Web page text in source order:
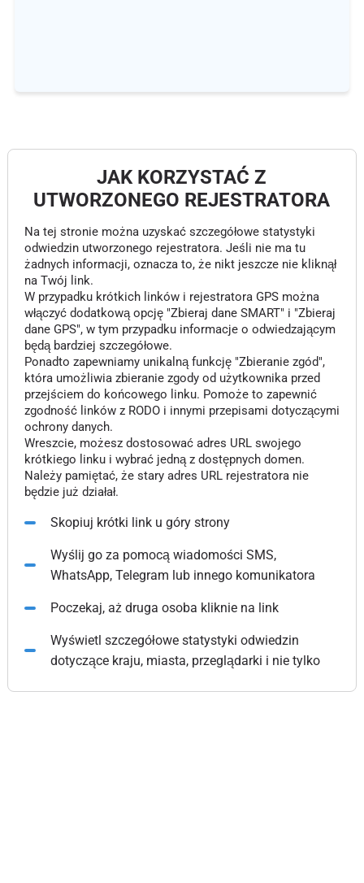
JAK KORZYSTAĆ Z
UTWORZONEGO REJESTRATORA
Na tej stronie można uzyskać szczegółowe statystyki
odwiedzin utworzonego rejestratora. Jeśli nie ma tu
żadnych informacji, oznacza to, że nikt jeszcze nie kliknął
na Twój link.
W przypadku krótkich linków i rejestratora GPS można
włączyć dodatkową opcję "Zbieraj dane SMART" i "Zbieraj
dane GPS", w tym przypadku informacje o odwiedzającym
będą bardziej szczegółowe.
Ponadto zapewniamy unikalną funkcję "Zbieranie zgód",
która umożliwia zbieranie zgody od użytkownika przed
przejściem do końcowego linku. Pomoże to zapewnić
zgodność linków z RODO i innymi przepisami dotyczącymi
ochrony danych.
Wreszcie, możesz dostosować adres URL swojego
krótkiego linku i wybrać jedną z dostępnych domen.
Należy pamiętać, że stary adres URL rejestratora nie
będzie już działał.
Skopiuj krótki link u góry strony
Wyślij go za pomocą wiadomości SMS,
WhatsApp, Telegram lub innego komunikatora
Poczekaj, aż druga osoba kliknie na link
Wyświetl szczegółowe statystyki odwiedzin
dotyczące kraju, miasta, przeglądarki i nie tylko